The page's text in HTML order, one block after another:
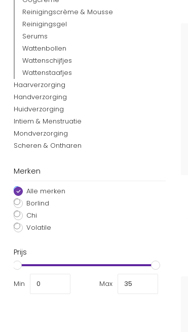
Reinigingscrème & Mousse
Reinigingsgel
Serums
Wattenbollen
Wattenschijfjes
Wattenstaafjes
Haarverzorging
Handverzorging
Huidverzorging
Intiem & Menstruatie
Mondverzorging
Scheren & Ontharen
Merken
Alle merken
Borlind
Chi
Volatile
Prijs
Min Max